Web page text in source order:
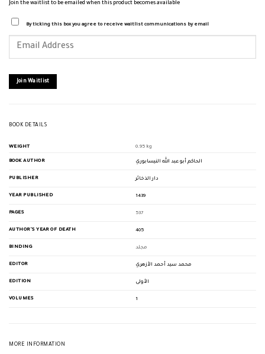
Join the waitlist to be emailed when this product becomes available
By ticking this box you agree to receive waitlist communications by email
your
join
the
product
Join Waitlist
BOOK DETAILS
WEIGHT 0.95 kg
BOOK AUTHOR الحاكم أبو عبد الله النيسابوري
PUBLISHER دار الذخائر
YEAR PUBLISHED 1439
PAGES 537
AUTHOR'S YEAR OF DEATH 405
BINDING مجلد
EDITOR محمد سيد أحمد الأزهري
EDITION الأولى
VOLUMES 1
MORE INFORMATION